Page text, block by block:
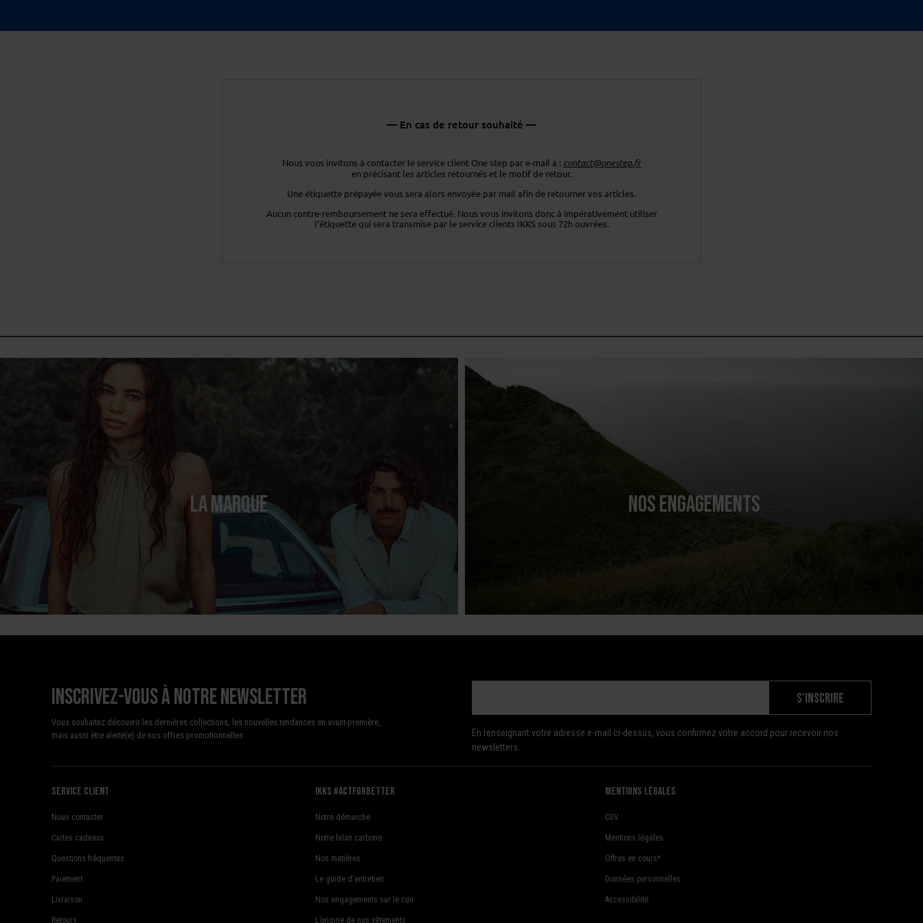
— En cas de retour souhaité —
Nous vous invitons à contacter le service client One step par e-mail à : contact@onestep.fr
en précisant les articles retournés et le motif de retour.
Une étiquette prépayée vous sera alors envoyée par mail afin de retournervos articles.
Aucun contre-remboursement ne sera effectué. Nous vous invitons doncà impérativement utiliser
l’étiquettequi sera transmise par le service clients IKKS sous 72h ouvrées.
LA MARQUE NOS ENGAGEMENTS
Inscrivez-vous à notre newsletter
Vous souhaitez découvrir les dernières collections, les nouvelles tendances en avant-première,
mais aussi être alerté(e) de nos offres promotionnelles
S'INSCRIRE
En renseignant votre adresse e-mail ci-dessus, vous confirmez votre accord pour recevoir nos
newsletters.
Service client
Nous contacter
Cartes cadeaux
Questions fréquentes
Paiement
Livraison
Retours
Ikks #actforbetter
Notre démarche
Notre bilan carbone
Nos matières
Le guide d'entretien
Nos engagements sur le cuir
L’origine de nos vêtements
mentions légales
CGV
Mentions légales
Offres en cours*
Données personnelles
Accessibilité